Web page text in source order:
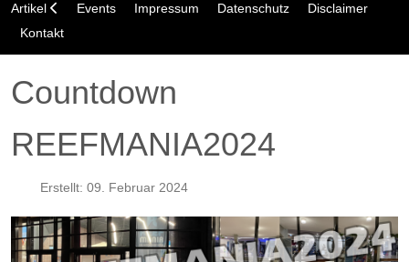
Artikel Events Impressum Datenschutz
Disclaimer
Kontakt
Countdown
REEFMANIA2024
Erstellt: 09. Februar 2024